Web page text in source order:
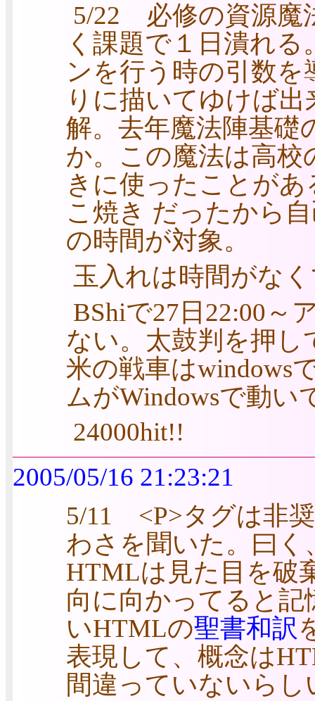
5/22 必修の資源魔
く課題で１日潰れ
ンを行う時の引数
りに描いてゆけば
解。去年魔法陣基礎
か。この魔法は高
きに使ったことが
こ焼き だったから
の時間が対象。
玉入れは時間がな
BShiで27日22:00～
ない。太鼓判を押し
米の戦車はwindows
ムがWindowsで動い
24000hit!!
2005/05/16 21:23:21
5/11 <P>タグは非
わさを聞いた。曰く
HTMLは見た目を破
向に向かってると
いHTMLの聖書和訳
表現して、概念は
間違っていないら